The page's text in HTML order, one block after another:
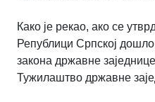
Како је рекао, ако се
Републици Српској
закона државне
Тужилаштво државне